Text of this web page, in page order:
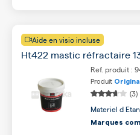
Aide en visio incluse
Ht422 mastic réfractaire
Ref. produit :
Produit Original
(3)
Materiel d
Marques